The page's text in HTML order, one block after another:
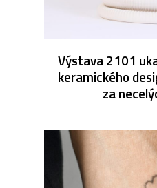
Výstava 2101
keramického
za